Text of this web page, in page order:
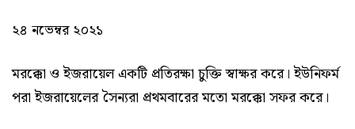
২৪ নভেম্বর ২০২১
মরক্কো ও ইজরায়েল একটি প্রতিরক্ষা চুক্তি স্বাক্ষর করে। ইউনিফর্ম
পরা ইজরায়েলের সৈন্যরা প্রথমবারের মতো মরক্কো সফর করে।